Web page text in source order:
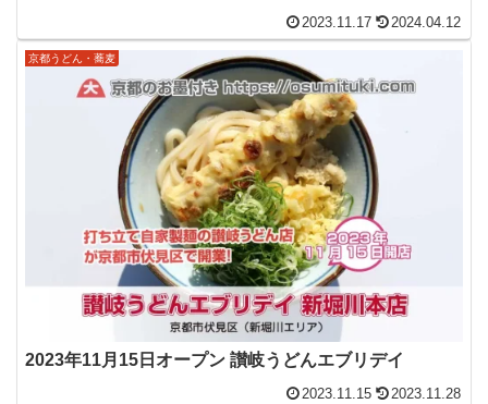
2023.11.17 2024.04.12
京都うどん・蕎麦
2023年11月15日オープン 讃岐うどんエブリデイ
2023.11.15 2023.11.28